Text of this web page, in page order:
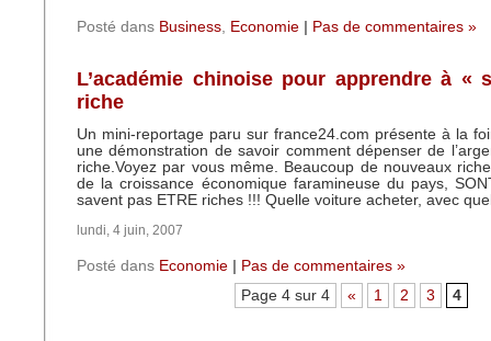
Posté dans Business, Economie Pas de commentaires »
L’académie chinoise pour apprendre à «
riche
Un mini-reportage paru sur france24.com présente à la
une démonstration de savoir comment dépenser de
riche.Voyez par vous même. Beaucoup de nouveaux
de la croissance économique faramineuse du pays,
savent pas ETRE riches !!! Quelle voiture acheter, avec
lundi, 4 juin, 2007
Posté dans Economie
Pas de commentaires »
Page 4 sur 4
« 1 2 3 4